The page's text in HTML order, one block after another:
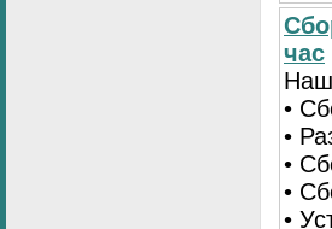
час
•
•
•
•
•